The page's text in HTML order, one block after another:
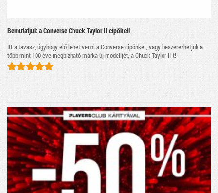
Bemutatjuk a Converse Chuck Taylor II cipőket!
Itt a tavasz, úgyhogy elő lehet venni a Converse cipőnket, vagy beszerezhetjük a
több mint 100 éve megbízható márka új modelljét, a Chuck Taylor II-t!